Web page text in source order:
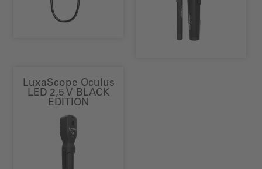
LuxaScope Oculus
LED 2,5 V BLACK
EDITION